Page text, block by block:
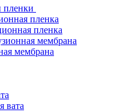
пленка
пленка
мембрана
мембрана
вата